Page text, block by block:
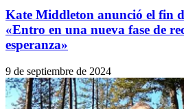
Kate Middleton anunció el fin
«Entro en una nueva fase de
esperanza»
9 de septiembre de 2024